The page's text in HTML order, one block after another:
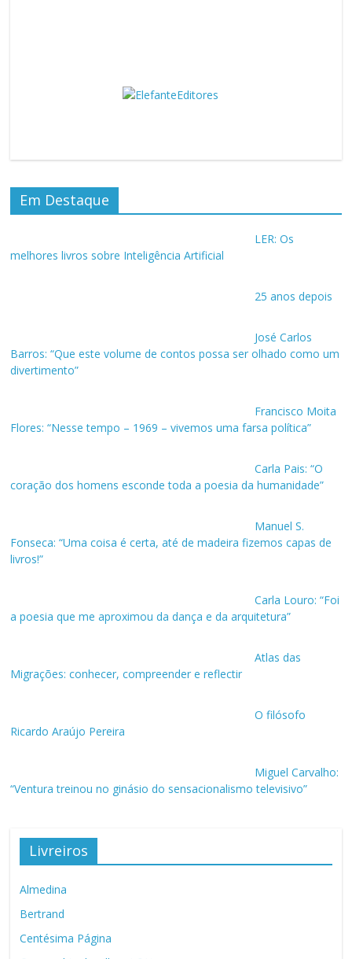
Em Destaque
LER: Os
melhores livros sobre Inteligência Artificial
25 anos depois
José Carlos
Barros: “Que este volume de contos possa ser olhado como um
divertimento”
Francisco Moita
Flores: “Nesse tempo – 1969 – vivemos uma farsa política”
Carla Pais: “O
coração dos homens esconde toda a poesia da humanidade”
Manuel S.
Fonseca: “Uma coisa é certa, até de madeira fizemos capas de
livros!”
Carla Louro: “Foi
a poesia que me aproximou da dança e da arquitetura”
Atlas das
Migrações: conhecer, compreender e reflectir
O filósofo
Ricardo Araújo Pereira
Miguel Carvalho:
“Ventura treinou no ginásio do sensacionalismo televisivo”
Livreiros
Almedina
Bertrand
Centésima Página